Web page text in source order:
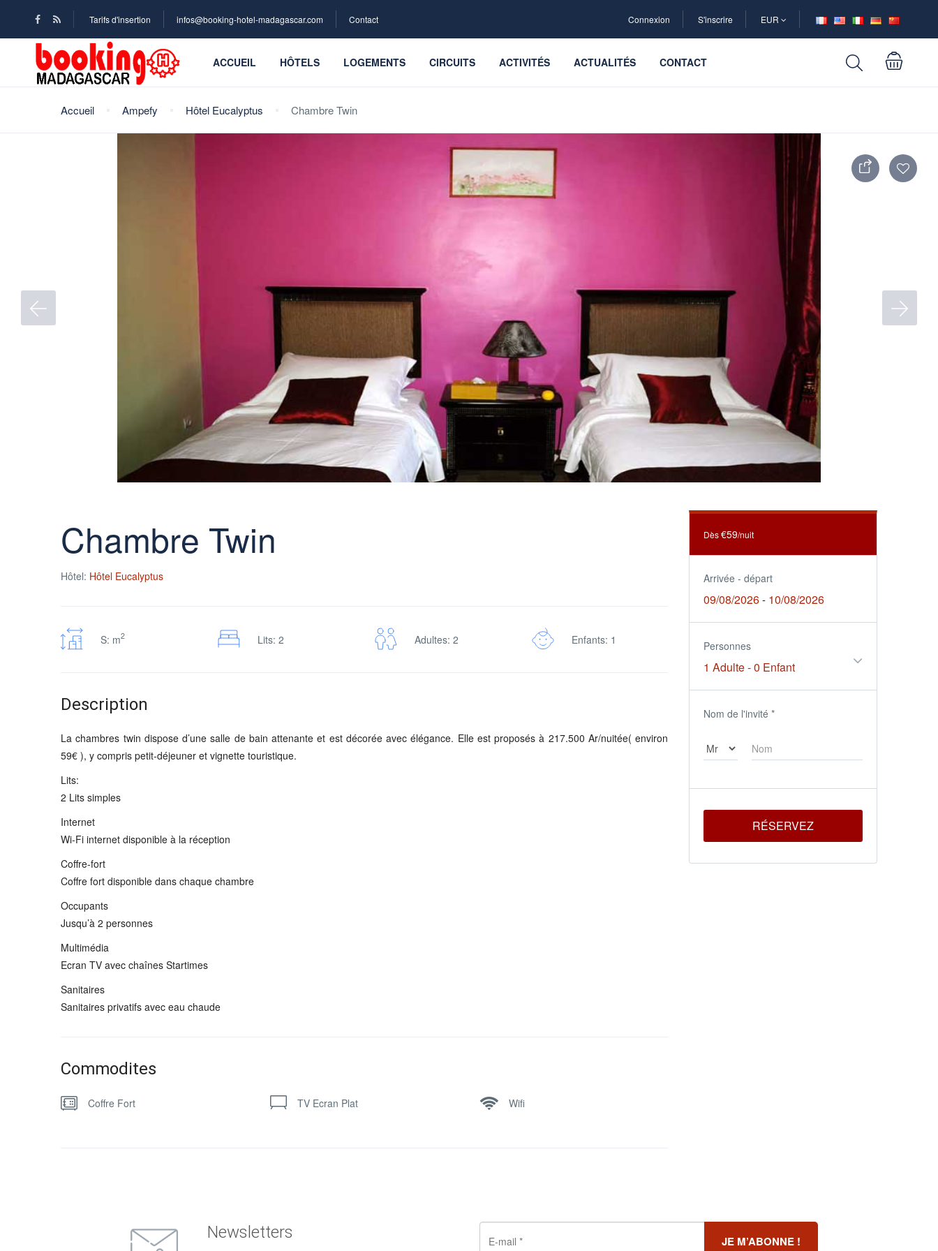
Tarifs d'insertion infos@booking-hotel-madagascar.com Contact Connexion S'inscrire EUR
ACCUEIL HÔTELS LOGEMENTS CIRCUITS ACTIVITÉS ACTUALITÉS CONTACT
Accueil Ampefy Hôtel Eucalyptus Chambre Twin
Chambre Twin
Hôtel: Hôtel Eucalyptus
S: m2 Lits: 2 Adultes: 2 Enfants: 1
Description
La chambres twin dispose d’une salle de bain attenante et est décorée avec élégance. Elle est proposés à 217.500 Ar/nuitée( environ
59€ ), y compris petit-déjeuner et vignette touristique.
Lits:
2 Lits simples
Internet
Wi-Fi internet disponible à la réception
Coffre-fort
Coffre fort disponible dans chaque chambre
Occupants
Jusqu’à 2 personnes
Multimédia
Ecran TV avec chaînes Startimes
Sanitaires
Sanitaires privatifs avec eau chaude
Commodites
Coffre Fort TV Ecran Plat Wifi
Dès€59/nuit
Arrivée - départ
09/08/2026- 10/08/2026
Personnes
1 Adulte-0 Enfant
Nom de l'invité *
RÉSERVEZ
Newsletters